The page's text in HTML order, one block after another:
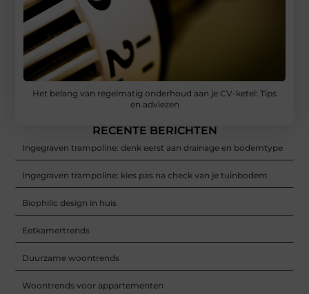
Het belang van regelmatig onderhoud aan je CV-ketel: Tips
en adviezen
RECENTE BERICHTEN
Ingegraven trampoline: denk eerst aan drainage en bodemtype
Ingegraven trampoline: kies pas na check van je tuinbodem
Biophilic design in huis
Eetkamertrends
Duurzame woontrends
Woontrends voor appartementen